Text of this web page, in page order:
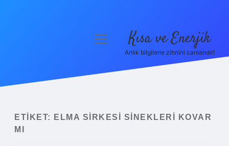
Yasal Uyarı
menüyü
Kısa ve Enerjik
Anlık bilgilerle zihnini canlandır!
ETIKET:
ELMA SIRKESI SINEKLERI KOVAR
MI